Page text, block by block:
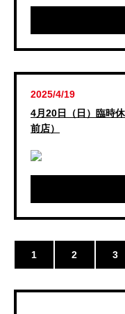
2025/4/19
4月20日（日）臨時
前店）
1 2 3